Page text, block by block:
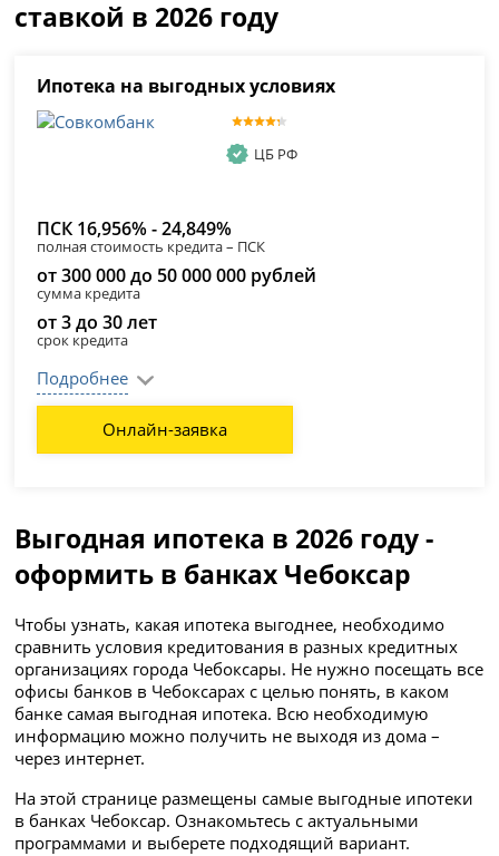
ставкой в 2026 году
Ипотека на выгодных условиях
ЦБ РФ
ПСК 16,956% - 24,849%
полная стоимость кредита – ПСК
от 300 000 до 50 000 000 рублей
сумма кредита
от 3 до 30 лет
срок кредита
Подробнее
Онлайн-заявка
Выгодная ипотека в 2026 году -
оформить в банках Чебоксар
Чтобы узнать, какая ипотека выгоднее, необходимо
сравнить условия кредитования в разных кредитных
организациях города Чебоксары. Не нужно посещать все
офисы банков в Чебоксарах с целью понять, в каком
банке самая выгодная ипотека. Всю необходимую
информацию можно получить не выходя из дома –
через интернет.
На этой странице размещены самые выгодные ипотеки
в банках Чебоксар. Ознакомьтесь с актуальными
программами и выберете подходящий вариант.